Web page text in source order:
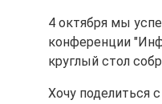
4 октября мы
конференции
круглый стол
Хочу поделиться